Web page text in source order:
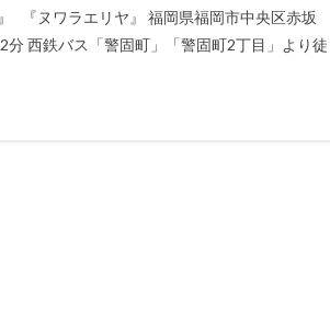
『ヌワラエリヤ』 福岡県福岡市中央区赤坂
西鉄バス「警固町」「警固町2丁目」より徒